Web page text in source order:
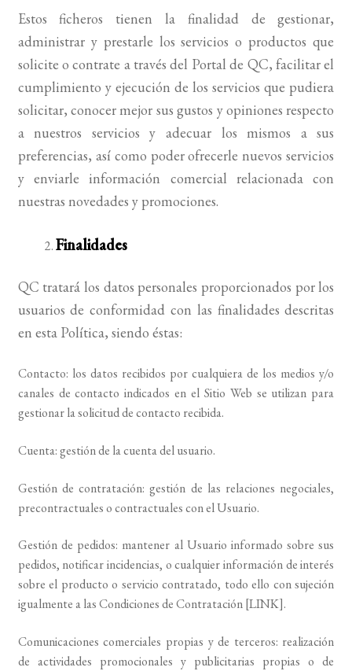
Estos ficheros tienen la finalidad de gestionar,
administrar y prestarle los servicios o productos que
solicite o contrate a través del Portal de QC, facilitar el
cumplimiento y ejecución de los servicios que pudiera
solicitar, conocer mejor sus gustos y opiniones respecto
a nuestros servicios y adecuar los mismos a sus
preferencias, así como poder ofrecerle nuevos servicios
y enviarle información comercial relacionada con
nuestras novedades y promociones.
Finalidades
QC tratará los datos personales proporcionados por los
usuarios de conformidad con las finalidades descritas
en esta Política, siendo éstas:
Contacto: los datos recibidos por cualquiera de los medios y/o
canales de contacto indicados en el Sitio Web se utilizan para
gestionar la solicitud de contacto recibida.
Cuenta: gestión de la cuenta del usuario.
Gestión de contratación: gestión de las relaciones negociales,
precontractuales o contractuales con el Usuario.
Gestión de pedidos: mantener al Usuario informado sobre sus
pedidos, notificar incidencias, o cualquier información de interés
sobre el producto o servicio contratado, todo ello con sujeción
igualmente a las Condiciones de Contratación [LINK].
Comunicaciones comerciales propias y de terceros: realización
de actividades promocionales y publicitarias propias o de